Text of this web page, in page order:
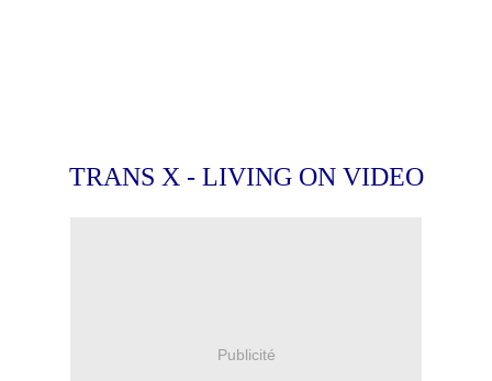
TRANS X - LIVING ON VIDEO
Publicité